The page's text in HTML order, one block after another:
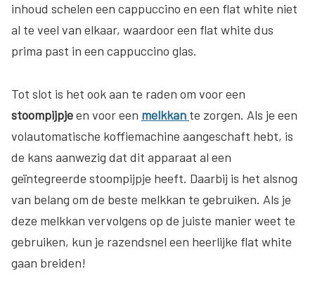
inhoud schelen een cappuccino en een flat white niet
al te veel van elkaar, waardoor een flat white dus
prima past in een cappuccino glas.
Tot slot is het ook aan te raden om voor een
stoompijpjeen voor een melkkan te zorgen. Als je een
volautomatische koffiemachine aangeschaft hebt, is
de kans aanwezig dat dit apparaat al een
geïntegreerde stoompijpje heeft. Daarbij is het alsnog
van belang om de beste melkkan te gebruiken. Als je
deze melkkan vervolgens op de juiste manier weet te
gebruiken, kun je razendsnel een heerlijke flat white
gaan breiden!